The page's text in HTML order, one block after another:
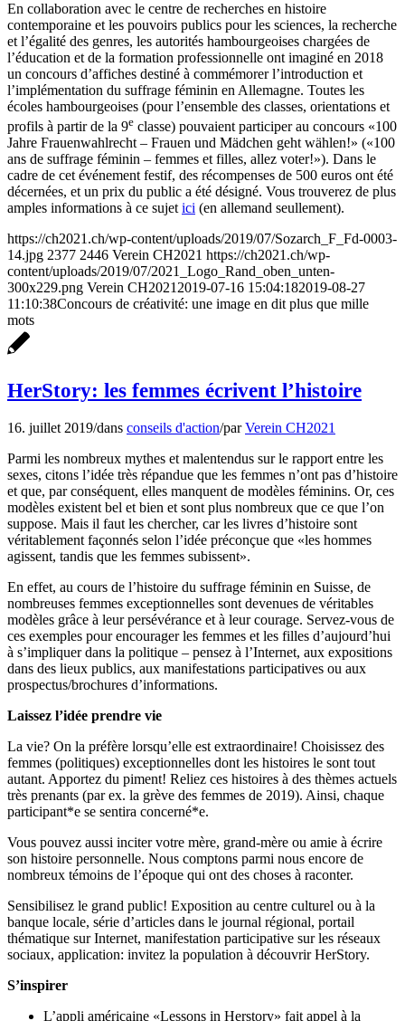
En collaboration avec le centre de recherches en histoire
contemporaine et les pouvoirs publics pour les sciences, la recherche
et l’égalité des genres, les autorités hambourgeoises chargées de
l’éducation et de la formation professionnelle ont imaginé en 2018
un concours d’affiches destiné à commémorer l’introduction et
l’implémentation du suffrage féminin en Allemagne. Toutes les
écoles hambourgeoises (pour l’ensemble des classes, orientations et
profils à partir de la 9e classe) pouvaient participer au concours «100
Jahre Frauenwahlrecht – Frauen und Mädchen geht wählen!» («100
ans de suffrage féminin – femmes et filles, allez voter!»). Dans le
cadre de cet événement festif, des récompenses de 500 euros ont été
décernées, et un prix du public a été désigné. Vous trouverez de plus
amples informations à ce sujetici (en allemand seullement).
https://ch2021.ch/wp-content/uploads/2019/07/Sozarch_F_Fd-0003-
14.jpg 2377 2446 Verein CH2021 https://ch2021.ch/wp-
content/uploads/2019/07/2021_Logo_Rand_oben_unten-
300x229.png Verein CH20212019-07-16 15:04:182019-08-27
11:10:38Concours de créativité: une image en dit plus que mille
mots
HerStory: les femmes écrivent l’histoire
16. juillet 2019/dans conseils d'action/parVerein CH2021
Parmi les nombreux mythes et malentendus sur le rapport entre les
sexes, citons l’idée très répandue que les femmes n’ont pas d’histoire
et que, par conséquent, elles manquent de modèles féminins. Or, ces
modèles existent bel et bien et sont plus nombreux que ce que l’on
suppose. Mais il faut les chercher, car les livres d’histoire sont
véritablement façonnés selon l’idée préconçue que «les hommes
agissent, tandis que les femmes subissent».
En effet, au cours de l’histoire du suffrage féminin en Suisse, de
nombreuses femmes exceptionnelles sont devenues de véritables
modèles grâce à leur persévérance et à leur courage. Servez-vous de
ces exemples pour encourager les femmes et les filles d’aujourd’hui
à s’impliquer dans la politique – pensez à l’Internet, aux expositions
dans des lieux publics, aux manifestations participatives ou aux
prospectus/brochures d’informations.
Laissez l’idée prendre vie
La vie? On la préfère lorsqu’elle est extraordinaire! Choisissez des
femmes (politiques) exceptionnelles dont les histoires le sont tout
autant. Apportez du piment! Reliez ces histoires à des thèmes actuels
très prenants (par ex. la grève des femmes de 2019). Ainsi, chaque
participant*e se sentira concerné*e.
Vous pouvez aussi inciter votre mère, grand-mère ou amie à écrire
son histoire personnelle. Nous comptons parmi nous encore de
nombreux témoins de l’époque qui ont des choses à raconter.
Sensibilisez le grand public! Exposition au centre culturel ou à la
banque locale, série d’articles dans le journal régional, portail
thématique sur Internet, manifestation participative sur les réseaux
sociaux, application: invitez la population à découvrir HerStory.
S’inspirer
L’appli américaine «Lessons in Herstory» fait appel à la